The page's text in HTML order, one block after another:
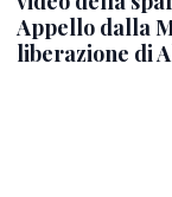
Appello dalla
liberazione di